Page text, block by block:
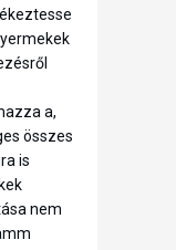
a,
összes
is
nem